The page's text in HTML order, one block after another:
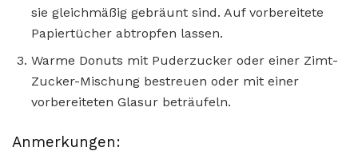
sie gleichmäßig gebräunt sind. Auf vorbereitete
Papiertücher abtropfen lassen.
Warme Donuts mit Puderzucker oder einer Zimt-
Zucker-Mischung bestreuen oder mit einer
vorbereiteten Glasur beträufeln.
Anmerkungen: